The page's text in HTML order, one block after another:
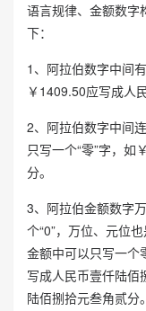
语言规律、金额数字
下：
1、阿拉伯数字中间
￥1409.50应写成人
2、阿拉伯数字中间
只写一个“零”字，
分。
3、阿拉伯金额数字
个“0”，万位、元位
金额中可以只写一个
写成人民币壹仟陆佰
陆佰捌拾元叁角贰